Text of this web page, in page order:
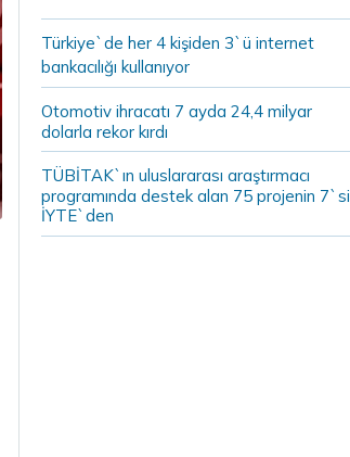
Türkiye`de her 4 kişiden 3`ü internet
bankacılığı kullanıyor
Otomotiv ihracatı 7 ayda 24,4 milyar
dolarla rekor kırdı
TÜBİTAK`ın uluslararası araştırmacı
programında destek alan 75 projenin 7`si
İYTE`den